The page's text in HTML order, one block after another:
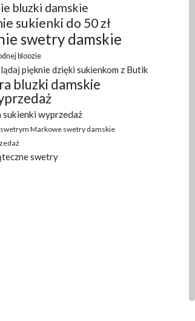
bluzki damskie
sukienki do 50 zł
swetry damskie
bloozie
pięknie dzięki sukienkom z Butik
bluzki damskie
sukienki wyprzedaż
Markowe swetry damskie
swetry